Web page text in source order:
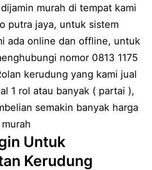
murah di tempat kami
putra jaya, untuk sistem
ada online dan offline, untuk
nomor 0813 1175
kerudung yang kami jual
1 rol atau banyak ( partai ),
semakin banyak harga
Untuk
Kerudung